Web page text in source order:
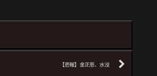
【悲報】金正恩、水没